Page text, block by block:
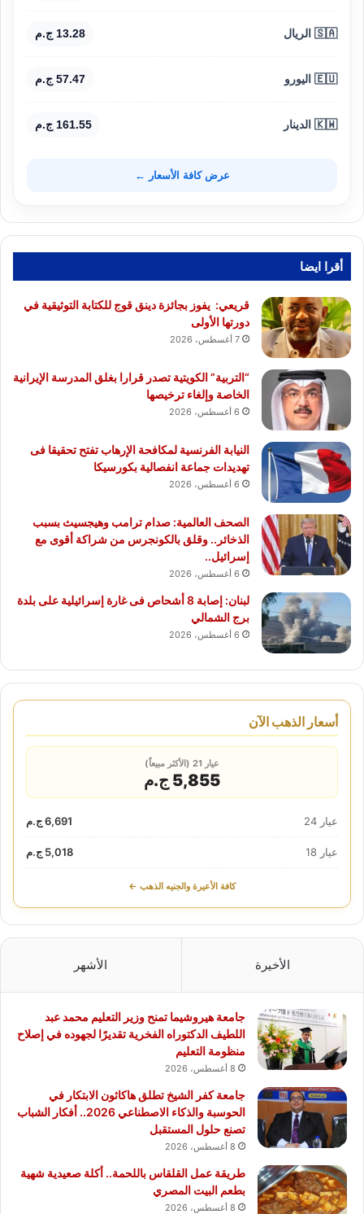
🇸🇦 الريال 13.28 ج.م
🇪🇺 اليورو 57.47 ج.م
🇰🇼 الدينار 161.55 ج.م
عرض كافة الأسعار ←
أقرا ايضا
قريعي: يفوز بجائزة دينق قوج للكتابة التوثيقية في
دورتها الأولى
7 أغسطس، 2026
“التربية” الكويتية تصدر قرارا بغلق المدرسة الإيرانية
الخاصة وإلغاء ترخيصها
6 أغسطس، 2026
النيابة الفرنسية لمكافحة الإرهاب تفتح تحقيقا فى
تهديدات جماعة انفصالية بكورسيكا
6 أغسطس، 2026
الصحف العالمية: صدام ترامب وهيجسيث بسبب
الذخائر.. وقلق بالكونجرس من شراكة أقوى مع
إسرائيل..
6 أغسطس، 2026
لبنان: إصابة 8 أشحاص فى غارة إسرائيلية على بلدة
برج الشمالي
6 أغسطس، 2026
أسعار الذهب الآن
عيار 21 (الأكثر مبيعاً)
5,855 ج.م
عيار 24 6,691 ج.م
عيار 18 5,018 ج.م
كافة الأعيرة والجنيه الذهب ←
الأخيرة الأشهر
جامعة هيروشيما تمنح وزير التعليم محمد عبد
اللطيف الدكتوراه الفخرية تقديرًا لجهوده في إصلاح
منظومة التعليم
8 أغسطس، 2026
جامعة كفر الشيخ تطلق هاكاثون الابتكار في
الحوسبة والذكاء الاصطناعي 2026.. أفكار الشباب
تصنع حلول المستقبل
8 أغسطس، 2026
طريقة عمل القلقاس باللحمة.. أكلة صعيدية شهية
بطعم البيت المصري
8 أغسطس، 2026